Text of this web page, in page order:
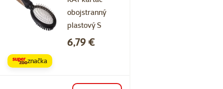
obojstranný
plastový S
Cena
6,79 €
značka